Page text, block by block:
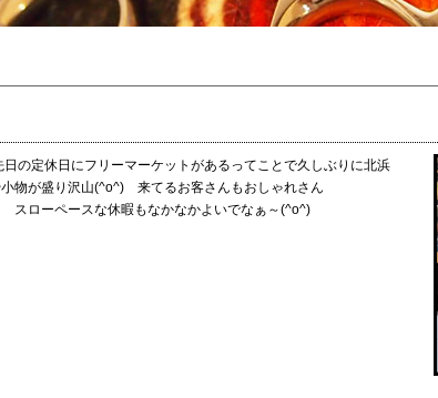
定休日にフリーマーケットがあるってことで久しぶりに北浜
物が盛り沢山(^o^) 来てるお客さんもおしゃれさん
ローペースな休暇もなかなかよいでなぁ～(^o^)